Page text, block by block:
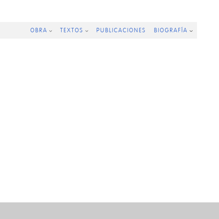
OBRA TEXTOS PUBLICACIONES BIOGRAFÍA